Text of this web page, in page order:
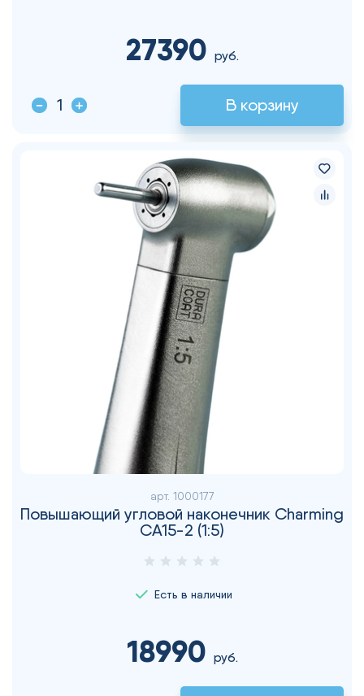
27390 руб.
В корзину
арт. 1000177
Повышающий угловой наконечник Charming
CA15-2 (1:5)
Есть в наличии
18990 руб.